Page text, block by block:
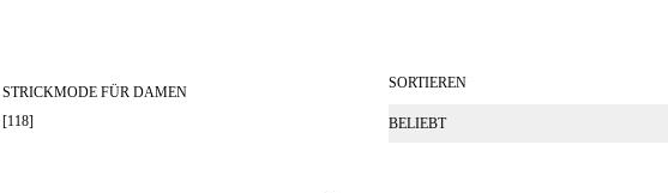
STRICKMODE FÜR DAMEN
[118]
SORTIEREN
BELIEBT